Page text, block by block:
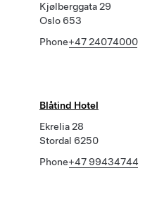
Kjølberggata 29
Oslo 653
Phone+47 24074000
Blåtind Hotel
Ekrelia 28
Stordal 6250
Phone+47 99434744